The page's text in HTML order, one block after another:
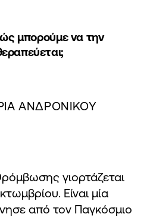
μπορούμε να την
ΑΝΔΡΟΝΙΚΟΥ
γιορτάζεται
Είναι μία
από τον Παγκόσμιο